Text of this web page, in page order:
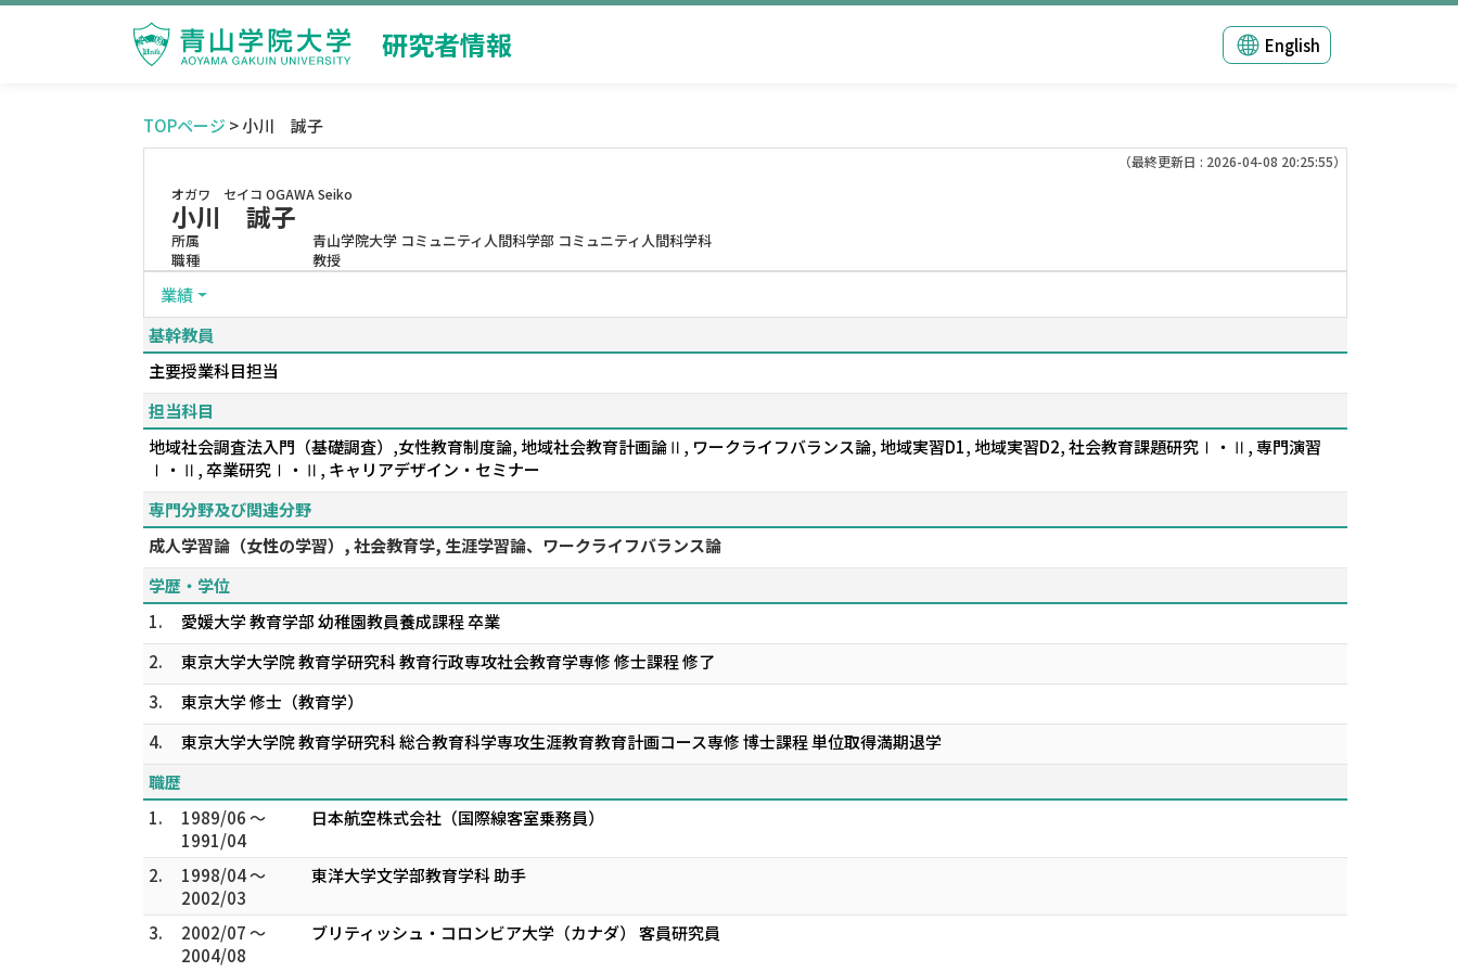
研究者情報 English
TOPページ > 小川 誠子
（最終更新日 : 2026-04-08 20:25:55）
オガワ セイコ OGAWA Seiko
小川 誠子
所属
青山学院大学 コミュニティ人間科学部 コミュニティ人間科学科
職種
教授
業績
基幹教員
主要授業科目担当
担当科目
地域社会調査法入門（基礎調査）,女性教育制度論, 地域社会教育計画論Ⅱ, ワークライフバランス論, 地域実習D1, 地域実習D2, 社会教育課題研究Ⅰ・Ⅱ, 専門演習
Ⅰ・Ⅱ, 卒業研究Ⅰ・Ⅱ, キャリアデザイン・セミナー
専門分野及び関連分野
成人学習論（女性の学習）, 社会教育学, 生涯学習論、ワークライフバランス論
学歴・学位
1.
愛媛大学 教育学部 幼稚園教員養成課程 卒業
2.
東京大学大学院 教育学研究科 教育行政専攻社会教育学専修 修士課程 修了
3.
東京大学 修士（教育学）
4.
東京大学大学院 教育学研究科 総合教育科学専攻生涯教育教育計画コース専修 博士課程 単位取得満期退学
職歴
1.
1989/06 ～
1991/04
日本航空株式会社（国際線客室乗務員）
2.
1998/04 ～
2002/03
東洋大学文学部教育学科 助手
3.
2002/07 ～
2004/08
ブリティッシュ・コロンビア大学（カナダ） 客員研究員